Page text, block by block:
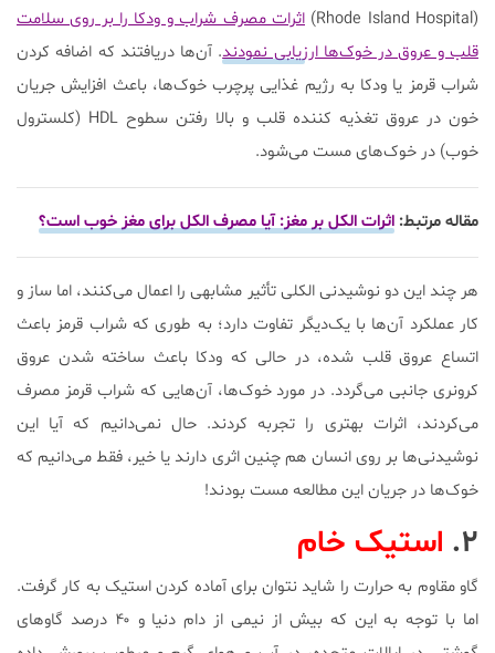
(Rhode Island Hospital)
اثرات مصرف شراب و ودکا را بر روی سلامت
قلب و عروق در خوک‌ها ارزیابی نمودند. آن‌ها دریافتند که اضافه کردن
شراب قرمز یا ودکا به رژیم غذایی پرچرب خوک‌ها، باعث افزایش جریان
خون در عروق تغذیه کننده قلب و بالا رفتن سطوح HDL (کلسترول
خوب) در خوک‌های مست می‌شود.
مقاله مرتبط: اثرات الکل بر مغز: آیا مصرف الکل برای مغز خوب است؟
هر چند این دو نوشیدنی الکلی تأثیر مشابهی را اعمال می‌کنند، اما ساز و
کار عملکرد آن‌ها با یک‌دیگر تفاوت دارد؛ به طوری که شراب قرمز باعث
اتساع عروق قلب شده، در حالی که ودکا باعث ساخته شدن عروق
کرونری جانبی می‌گردد. در مورد خوک‌ها، آن‌هایی که شراب قرمز مصرف
می‌کردند، اثرات بهتری را تجربه کردند. حال نمی‌دانیم که آیا این
نوشیدنی‌ها بر روی انسان هم چنین اثری دارند یا خیر، فقط می‌دانیم که
خوک‌ها در جریان این مطالعه مست بودند!
۲. استیک خام
گاو مقاوم به حرارت را شاید نتوان برای آماده کردن استیک به کار گرفت.
اما با توجه به این که بیش از نیمی از دام دنیا و ۴۰ درصد گاوهای